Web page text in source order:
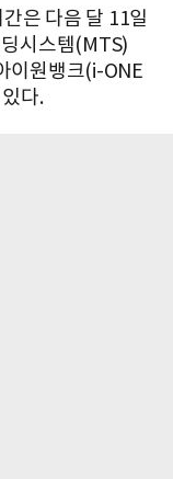
은 다음 달 11일
시스템(MTS)
이원뱅크(i-ONE
다.